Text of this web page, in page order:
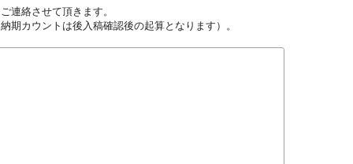
連絡させて頂きます。
期カウントは後入稿確認後の起算となります）。